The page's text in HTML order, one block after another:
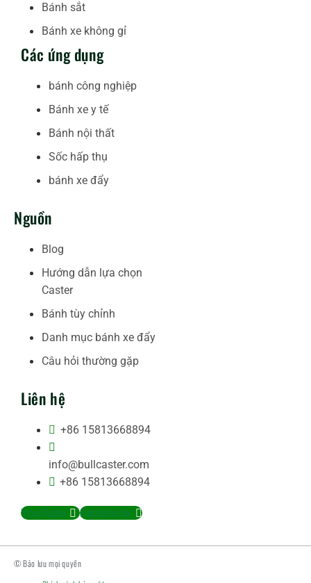
Bánh sắt
Bánh xe không gỉ
Các ứng dụng
bánh công nghiệp
Bánh xe y tế
Bánh nội thất
Sốc hấp thụ
bánh xe đẩy
Nguồn
Blog
Hướng dẫn lựa chọn
Caster
Bánh tùy chỉnh
Danh mục bánh xe đẩy
Câu hỏi thường gặp
Liên hệ
+86 15813668894
info@bullcaster.com
+86 15813668894
YouTube Facebook
© Bảo lưu mọi quyền